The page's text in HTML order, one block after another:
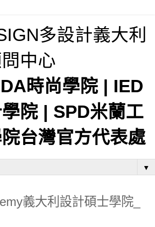
多設計義大利
中心
時尚學院 | IED
院 | SPD米蘭工
台灣官方代表處
▼
義大利設計碩士學院_